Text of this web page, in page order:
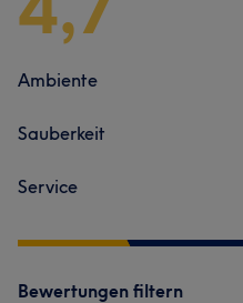
Ambiente
Sauberkeit
Service
Bewertungen filtern